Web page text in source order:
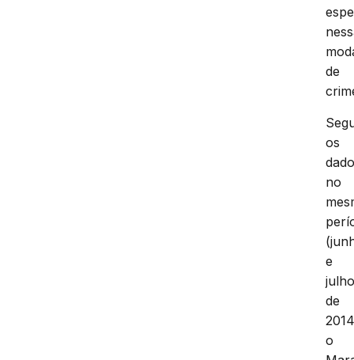
de
os
no
e
de
o